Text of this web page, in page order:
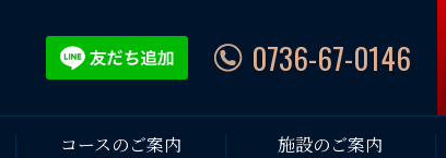
0736-67-0146
コースのご案内 施設のご案内